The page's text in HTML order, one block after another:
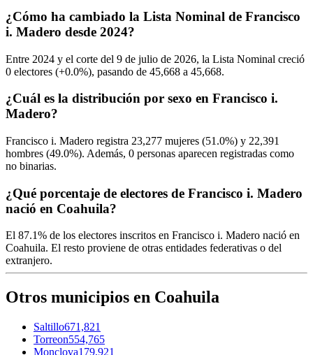
¿Cómo ha cambiado la Lista Nominal de Francisco
i. Madero desde 2024?
Entre 2024 y el corte del 9 de julio de 2026, la Lista Nominal creció
0 electores (+0.0%), pasando de 45,668 a 45,668.
¿Cuál es la distribución por sexo en Francisco i.
Madero?
Francisco i. Madero registra 23,277 mujeres (51.0%) y 22,391
hombres (49.0%). Además, 0 personas aparecen registradas como
no binarias.
¿Qué porcentaje de electores de Francisco i. Madero
nació en Coahuila?
El 87.1% de los electores inscritos en Francisco i. Madero nació en
Coahuila. El resto proviene de otras entidades federativas o del
extranjero.
Otros municipios en Coahuila
Saltillo671,821
Torreon554,765
Monclova179,921